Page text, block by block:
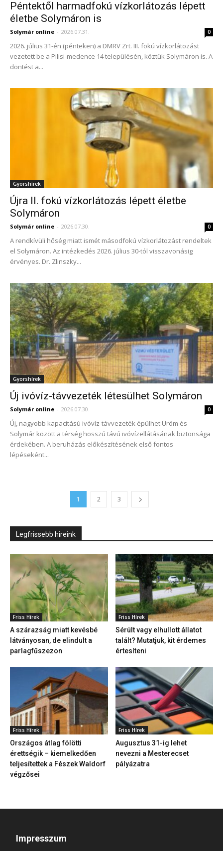
Péntektől harmadfokú vízkorlátozás lépett
életbe Solymáron is
Solymár online - 2026.07.31. 0
2026. július 31-én (pénteken) a DMRV Zrt. III. fokú vízkorlátozást
vezetett be a Pilisi-medence 14 településén, köztük Solymáron is. A
döntést a...
Gyorshírek
Újra II. fokú vízkorlátozás lépett életbe
Solymáron
Solymár online - 2026.07.30. 0
A rendkívüli hőség miatt ismét másodfokú vízkorlátozást rendeltek
el Solymáron. Az intézkedés 2026. július 30-tól visszavonásig
érvényes. Dr. Zlinszky...
Gyorshírek
Új ivóvíz-távvezeték létesülhet Solymáron
Solymár online - 2026.07.30. 0
Új, nagyobb kapacitású ivóvíz-távvezeték épülhet Üröm és
Solymár között a térség hosszú távú ivóvízellátásának biztonsága
érdekében. A beruházás előkészítésének első fontos
lépéseként...
1 2 3
Legfrissebb hireink
Friss Hírek
A szárazság miatt kevésbé
látványosan, de elindult a
parlagfűszezon
Friss Hírek
Sérült vagy elhullott állatot
talált? Mutatjuk, kit érdemes
értesíteni
Friss Hírek
Országos átlag fölötti
érettségik – kiemelkedően
teljesítettek a Fészek Waldorf
végzősei
Friss Hírek
Augusztus 31-ig lehet
nevezni a Mesterecset
pályázatra
Impresszum